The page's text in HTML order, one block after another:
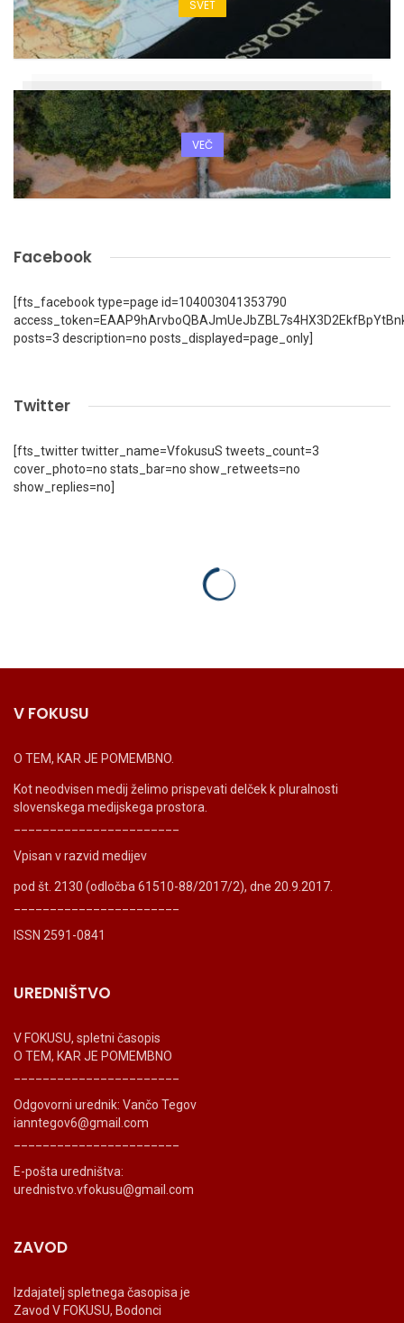
SVET
VEČ
Facebook
[fts_facebook type=page id=104003041353790
posts=3 description=no posts_displayed=page_only]
Twitter
[fts_twitter twitter_name=VfokusuS tweets_count=3
cover_photo=no stats_bar=no show_retweets=no
show_replies=no]
V FOKUSU
O TEM, KAR JE POMEMBNO.
Kot neodvisen medij želimo prispevati delček k pluralnosti
slovenskega medijskega prostora.
Vpisan v razvid medijev
pod št. 2130 (odločba 61510-88/2017/2), dne 20.9.2017.
ISSN 2591-0841
UREDNIŠTVO
V FOKUSU, spletni časopis
O TEM, KAR JE POMEMBNO
Odgovorni urednik: Vančo Tegov
ianntegov6@gmail.com
E-pošta uredništva:
urednistvo.vfokusu@gmail.com
ZAVOD
Izdajatelj spletnega časopisa je
Zavod V FOKUSU, Bodonci